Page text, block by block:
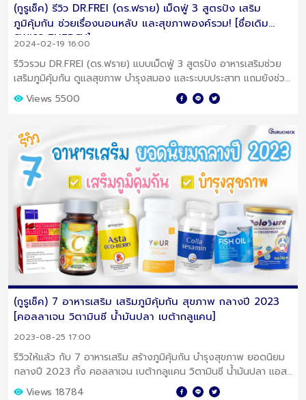
(กูรูเช็ค) รีวิว DR.FREI (ดร.ฟราย) เม็ดฟู่ 3 สูตรปัง เสริม
ภูมิคุ้มกัน ช่วยเรื่องนอนหลับ และสุขภาพองค์รวม! [ชื่อเดิม
SWISS ENERGY]
2024-02-19 16:00
รีวิวรวม DR.FREI (ดร.ฟราย) แบบเม็ดฟู่ 3 สูตรปัง อาหารเสริมช่วย
เสริมภูมิคุ้มกัน ดูแลสุขภาพ บำรุงสมอง และระบบประสาท แถมยังช่วย
เรื่องการนอนหลับได้ด้วย!
Views 5500
(กูรูเช็ค) 7 อาหารเสริม เสริมภูมิคุ้มกัน สุขภาพ กลางปี 2023
[คอลลาเจน วิตามินซี น้ำมันปลา เบต้ากลูเเคน]
2023-08-25 17:00
รีวิวให้แล้ว กับ 7 อาหารเสริม สร้างภูมิคุ้มกัน บำรุงสุขภาพ ยอดนิยม
กลางปี 2023 ทั้ง คอลลาเจน เบต้ากลูเเคน วิตามินซี น้ำมันปลา แอส
ตาแซนธิน เลย!
Views 18784